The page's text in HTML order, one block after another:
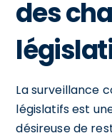
des
La surveillance
législatifs est
désireuse de